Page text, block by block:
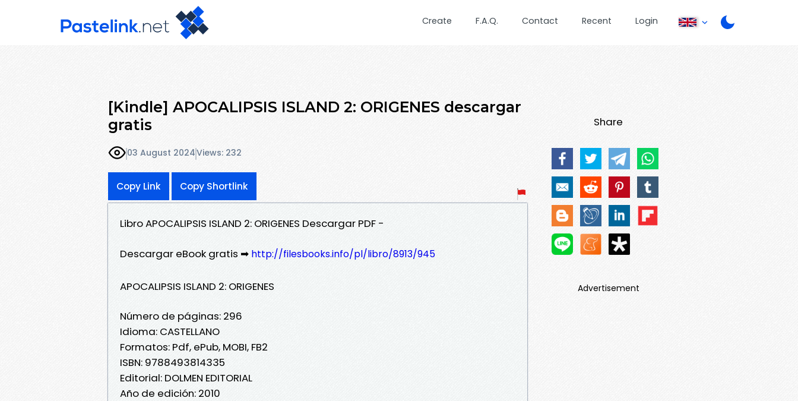
Create F.A.Q. Contact Recent Login
[Kindle] APOCALIPSIS ISLAND 2: ORIGENES descargar
gratis
03 August 2024Views: 232
Copy Link Copy Shortlink
Libro APOCALIPSIS ISLAND 2: ORIGENES Descargar PDF -
Descargar eBook gratis ➡ http://filesbooks.info/pl/libro/8913/945
APOCALIPSIS ISLAND 2: ORIGENES
Número de páginas: 296
Idioma: CASTELLANO
Formatos: Pdf, ePub, MOBI, FB2
ISBN: 9788493814335
Editorial: DOLMEN EDITORIAL
Año de edición: 2010
Share
Advertisement